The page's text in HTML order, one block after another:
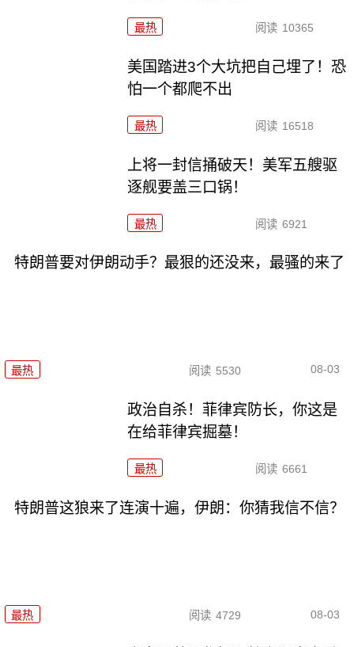
最热 阅读 10365
美国踏进3个大坑把自己埋了！恐
怕一个都爬不出
最热 阅读 16518
上将一封信捅破天！美军五艘驱
逐舰要盖三口锅！
最热 阅读 6921
特朗普要对伊朗动手？最狠的还没来，最骚的来了
最热 阅读 5530 08-03
政治自杀！菲律宾防长，你这是
在给菲律宾掘墓！
最热 阅读 6661
特朗普这狼来了连演十遍，伊朗：你猜我信不信？
最热 阅读 4729 08-03